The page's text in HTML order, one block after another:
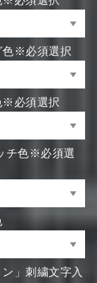
※必須選択
必須選択
チ色※必須選
」刺繍文字入